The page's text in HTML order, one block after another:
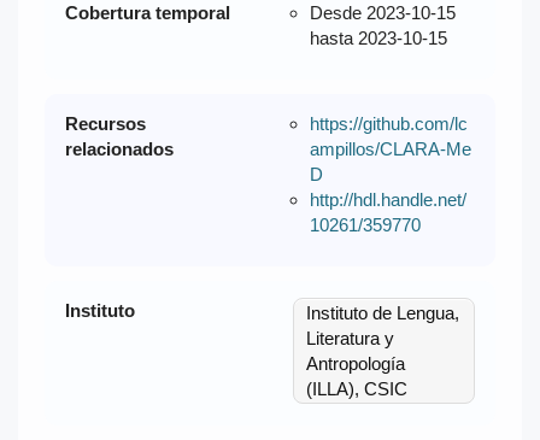
Cobertura temporal
Desde 2023-10-15
hasta 2023-10-15
Recursos
relacionados
https://github.com/lc
ampillos/CLARA-Me
D
http://hdl.handle.net/
10261/359770
Instituto
Instituto de Lengua,
Literatura y
Antropología
(ILLA), CSIC